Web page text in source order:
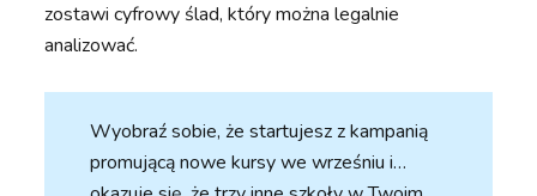
zostawi cyfrowy ślad, który można legalnie
analizować.
Wyobraź sobie, że startujesz z kampanią
promującą nowe kursy we wrześniu i…